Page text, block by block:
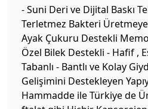
- Suni Deri ve Dijital Baskı
Terletmez Bakteri
Ayak Çukuru Destekli
Özel Bilek Destekli - Hafif ,
Tabanlı - Bantlı ve Kolay
Gelişimini Destekleyen
Hammadde ile Türkiye de